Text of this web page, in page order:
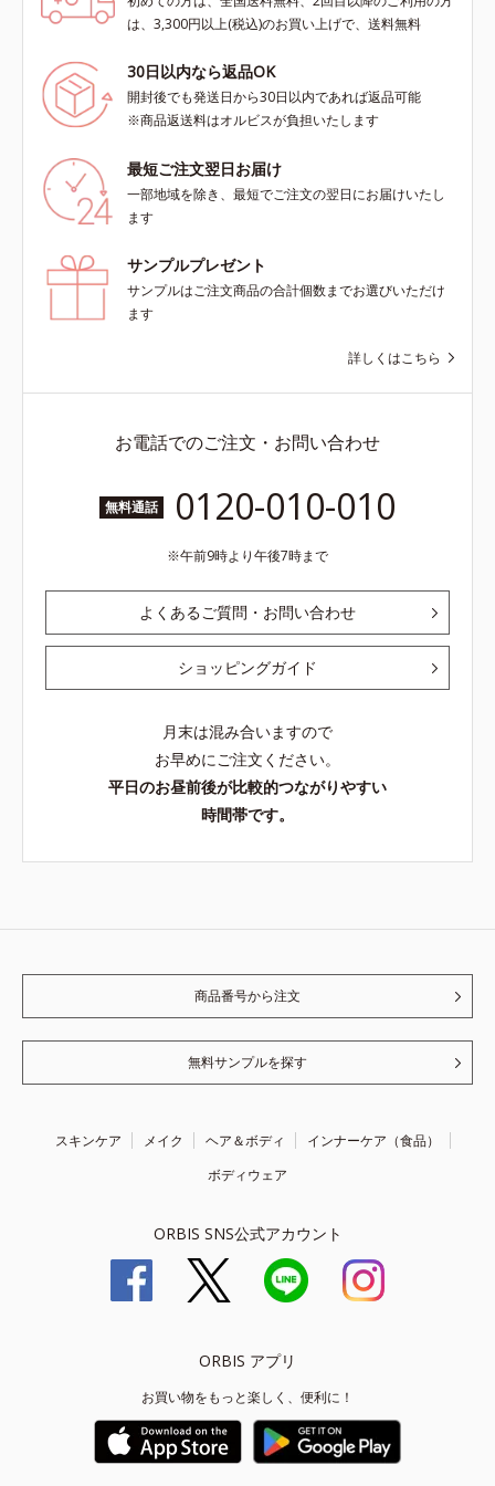
は、3,300円以上(税込)のお買い上げで、送料無料
30日以内なら返品OK
開封後でも発送日から30日以内であれば返品可能
※商品返送料はオルビスが負担いたします
最短ご注文翌日お届け
一部地域を除き、最短でご注文の翌日にお届けいたし
ます
サンプルプレゼント
サンプルはご注文商品の合計個数までお選びいただけ
ます
詳しくはこちら
お電話でのご注文・お問い合わせ
無料通話 0120-010-010
午前9時より午後7時まで
よくあるご質問・お問い合わせ
ショッピングガイド
月末は混み合いますので
お早めにご注文ください。
平日のお昼前後が比較的つながりやすい
時間帯です。
商品番号から注文
無料サンプルを探す
スキンケア メイク ヘア＆ボディ
インナーケア（食品）
ボディウェア
ORBIS SNS公式アカウント
ORBIS アプリ
お買い物をもっと楽しく、便利に！